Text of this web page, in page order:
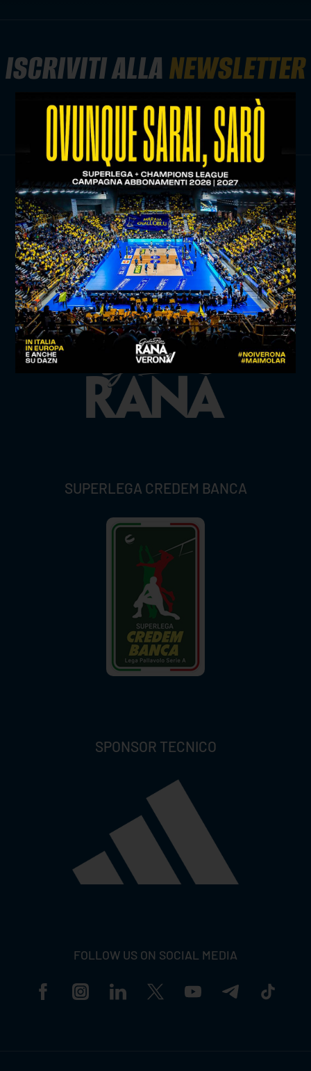
ISCRIVITI ALLANEWSLETTER
ISCRIVITI ORA
TITLE SPONSOR
SUPERLEGA CREDEM BANCA
SPONSOR TECNICO
FOLLOW US ON SOCIAL MEDIA